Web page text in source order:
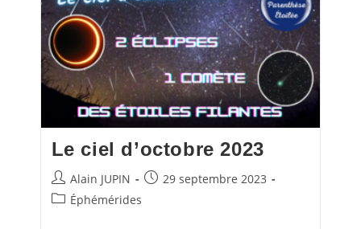
Le ciel d’octobre 2023
Auteur/autrice
de
Alain JUPIN
Publication
29 septembre 2023
PostÉphémérides